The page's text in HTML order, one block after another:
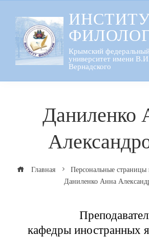
содержанию
Крымский федеральный
университет имени
Вернадского
Даниленко
Главная
Персональные страницы
Даниленко Анна
кафедры иностранных